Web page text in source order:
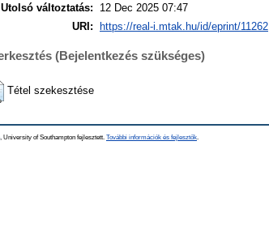
Utolsó változtatás:
12 Dec 2025 07:47
URI:
https://real-i.mtak.hu/id/eprint/11262
(Bejelentkezés szükséges)
Tétel szekesztése
, University of Southampton fejlesztett. További információk és fejlesztők